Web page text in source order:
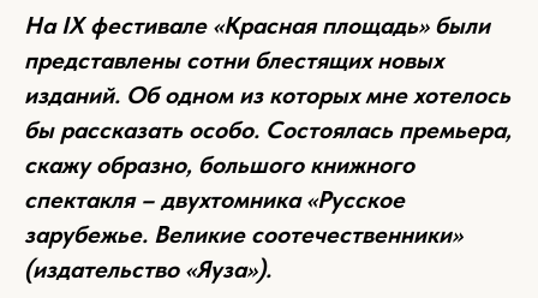
На IX фестивале «Красная площадь» были
представлены сотни блестящих новых
изданий. Об одном из которых мне хотелось
бы рассказать особо. Состоялась премьера,
скажу образно, большого книжного
спектакля – двухтомника «Русское
зарубежье. Великие соотечественники»
(издательство «Яуза»).